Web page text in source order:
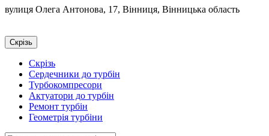
вулиця Олега Антонова, 17, Вінниця, Вінницька область
Скрізь
Скрізь
Сердечники до турбін
Турбокомпресори
Актуатори до турбін
Ремонт турбін
Геометрія турбіни